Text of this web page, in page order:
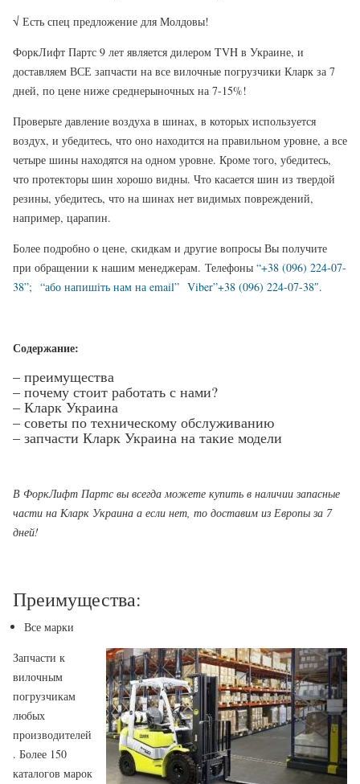
√ Есть спец предложение для Молдовы!
ФоркЛифт Партс 9 лет является дилером TVH в Украине, и
доставляем ВСЕ запчасти на все вилочные погрузчики Кларк за 7
дней, по цене ниже среднерыночных на 7-15%!
Проверьте давление воздуха в шинах, в которых используется
воздух, и убедитесь, что оно находится на правильном уровне, а все
четыре шины находятся на одном уровне. Кроме того, убедитесь,
что протекторы шин хорошо видны. Что касается шин из твердой
резины, убедитесь, что на шинах нет видимых повреждений,
например, царапин.
Более подробно о цене, скидкам и другие вопросы Вы получите
при обращении к нашим менеджерам. Телефоны “+38 (096) 224-07-
38”; “або напишіть нам на email” Viber”+38 (096) 224-07-38″.
Содержание:
– преимущества
– почему стоит работать с нами?
– Кларк Украина
– советы по техническому обслуживанию
– запчасти Кларк Украина на такие модели
В ФоркЛифт Партс вы всегда можете купить в наличии запасные
части на Кларк Украина а если нет, то доставим из Европы за 7
дней!
Преимущества:
Все марки
Запчасти к
вилочным
погрузчикам
любых
производителей
. Более 150
каталогов марок